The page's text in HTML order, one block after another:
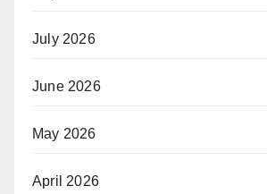
July 2026
June 2026
May 2026
April 2026